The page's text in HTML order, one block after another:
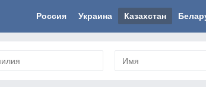
Россия Украина Казахстан